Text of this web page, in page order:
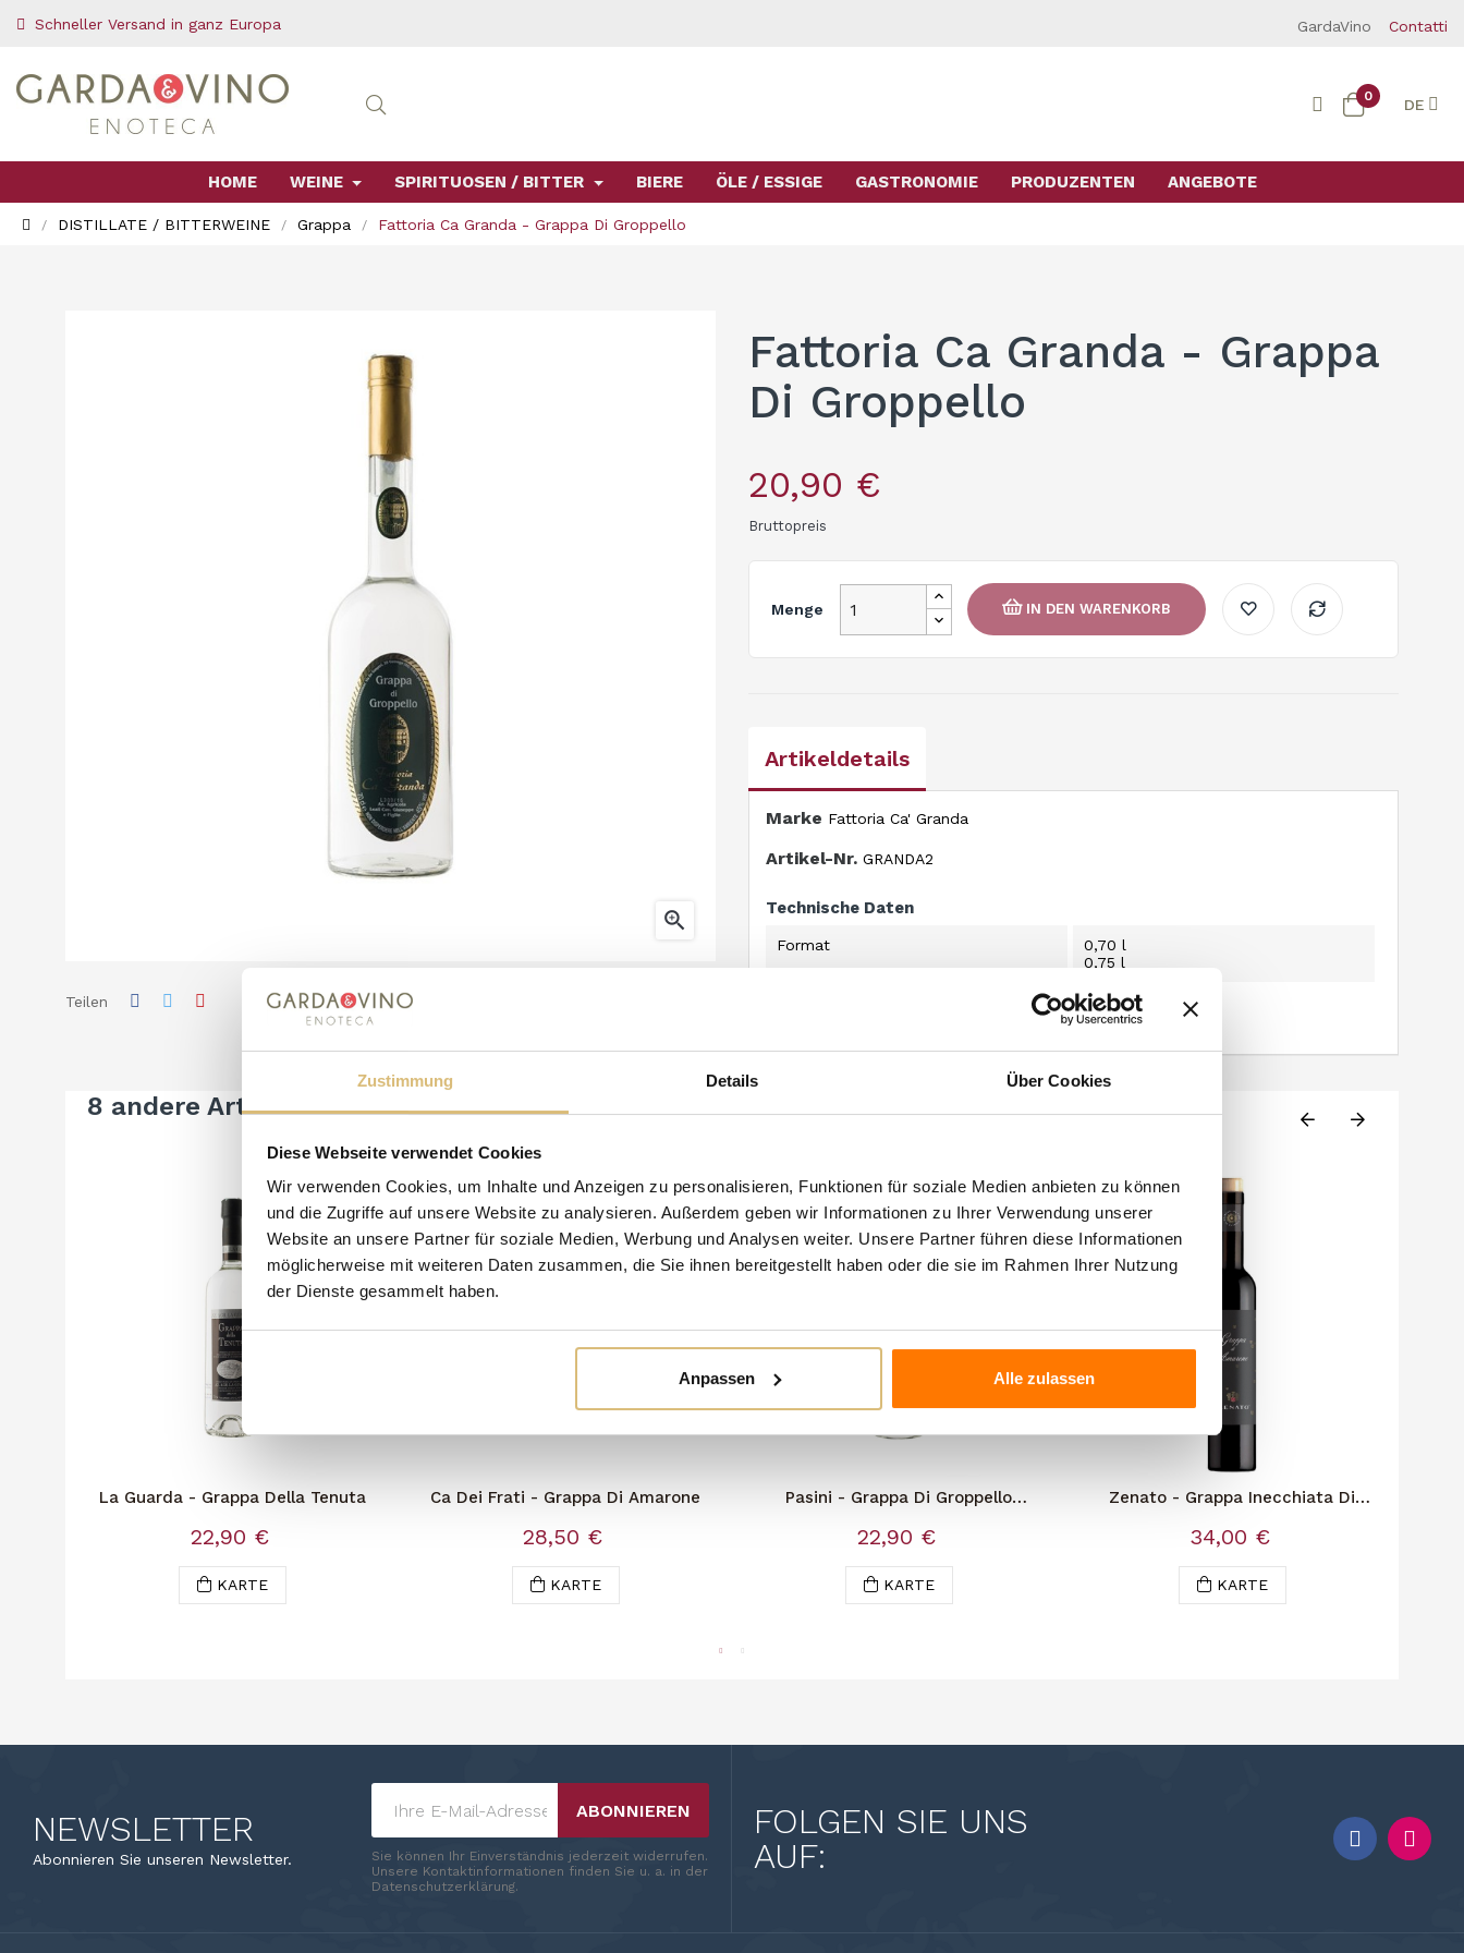
Zustimmung Details Über Cookies
Diese Webseite verwendet Cookies
Wir verwenden Cookies, um Inhalte und Anzeigen zu personalisieren, Funktionen für soziale Medien anbieten zu können
und die Zugriffe auf unsere Website zu analysieren. Außerdem geben wir Informationen zu Ihrer Verwendung unserer
Website an unsere Partner für soziale Medien, Werbung und Analysen weiter. Unsere Partner führen diese Informationen
möglicherweise mit weiteren Daten zusammen, die Sie ihnen bereitgestellt haben oder die sie im Rahmen Ihrer Nutzung
der Dienste gesammelt haben.
Anpassen Alle zulassen
Schneller Versand in ganz Europa GardaVino Contatti
0 DE
HOME WEINE SPIRITUOSEN / BITTER BIERE ÖLE / ESSIGE GASTRONOMIE PRODUZENTEN ANGEBOTE
DISTILLATE / BITTERWEINE Grappa Fattoria Ca Granda - Grappa Di Groppello

Teilen
Fattoria Ca Granda - Grappa
Di Groppello
20,90 €
Bruttopreis
Menge IN DEN WARENKORB
Artikeldetails
Marke Fattoria Ca' Granda
Artikel-Nr. GRANDA2
Technische Daten
Format
0,70 l
0,75 l
8 andere Artikel in der gleichen Kategorie:
La Guarda - Grappa Della Tenuta
22,90 €
KARTE
Ca Dei Frati - Grappa Di Amarone
28,50 €
KARTE
Pasini - Grappa Di Groppello
22,90 €
KARTE
Zenato - Grappa Inecchiata Di
34,00 €
KARTE
NEWSLETTER
Abonnieren Sie unseren Newsletter.
ABONNIEREN
Sie können Ihr Einverständnis jederzeit widerrufen.
Unsere Kontaktinformationen finden Sie u. a. in der
Datenschutzerklärung.
FOLGEN SIE UNS
AUF: